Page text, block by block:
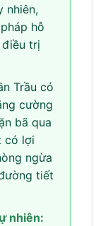
nhiên,
hỗ
trị
Trầu có
cường
bã qua
có lợi
ngừa
tiết
nhiên: